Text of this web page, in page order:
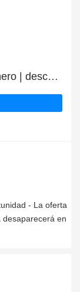
Última oportunidad para ahorrar dinero | descuento MEL Science
- La oferta
en